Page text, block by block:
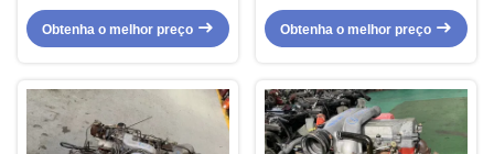
Adequado para caminhão
Obtenha o melhor preço
Obtenha o melhor preço